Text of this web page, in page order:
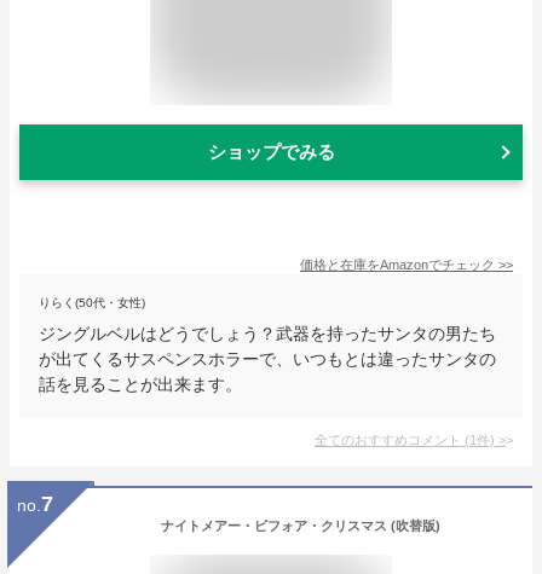
ショップでみる
価格と在庫をAmazonでチェック >>
りらく(50代・女性)
ジングルベルはどうでしょう？武器を持ったサンタの男たち
が出てくるサスペンスホラーで、いつもとは違ったサンタの
話を見ることが出来ます。
全てのおすすめコメント (1件) >
no. 7
ナイトメアー・ビフォア・クリスマス (吹替版)